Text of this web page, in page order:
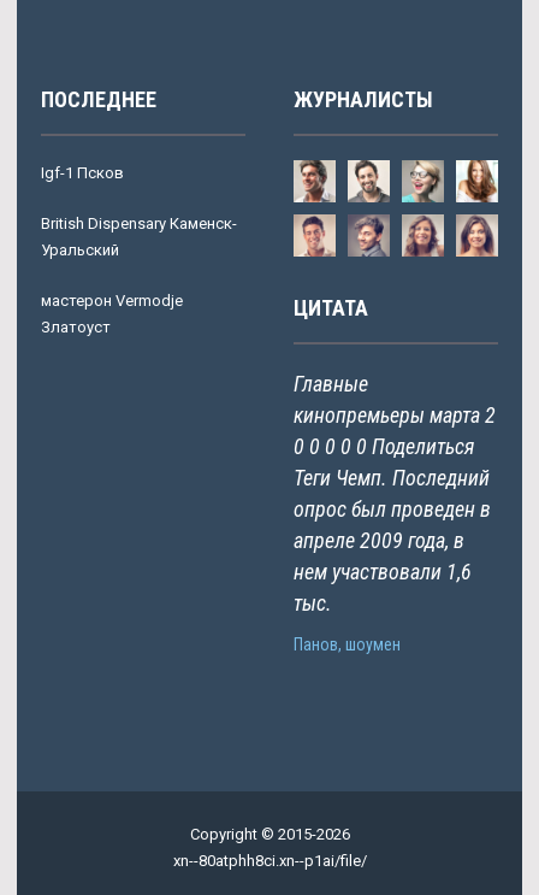
ПОСЛЕДНЕЕ
Igf-1 Псков
British Dispensary Каменск-
Уральский
мастерон Vermodje
Златоуст
ЖУРНАЛИСТЫ
ЦИТАТА
Главные
кинопремьеры марта 2
0 0 0 0 0 Поделиться
Теги Чемп. Последний
опрос был проведен в
апреле 2009 года, в
нем участвовали 1,6
тыс.
Панов, шоумен
Copyright © 2015-2026
xn--80atphh8ci.xn--p1ai/file/